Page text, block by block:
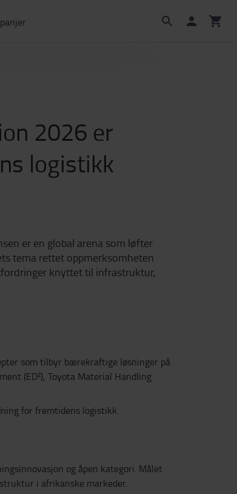
2026 er
logistikk
er en global arena som løfter
tema rettet oppmerksomheten
knyttet til infrastruktur,
som tilbyr bærekraftige løsninger på
(ED²), Toyota Material Handling
for fremtidens logistikk.
og åpen kategori. Målet
i afrikanske markeder.